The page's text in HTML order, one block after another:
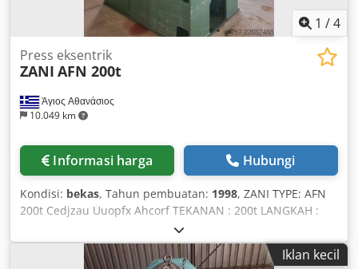
1 /4
Άγιος Αθανάσιος
10.049 km
Press eksentrik
ZANI AFN 200t
Informasi harga Hubungi
Kondisi: bekas, Tahun pembuatan: 1998, ZANI TYPE: AFN
200t Cedjzau Uuopfx Ahcorf TEKANAN : 200t LANGKAH :
20-180mm LANGKAH PER MENIT: 50 DAYA : 15kw DIMENSI
MEJA ATAS : 1100x760mm DIMENSI MEJA BAWAH :
1300x850mm BERAT : 19,5t TAHUN 1998 BUATAN ITALIA
Iklan kecil